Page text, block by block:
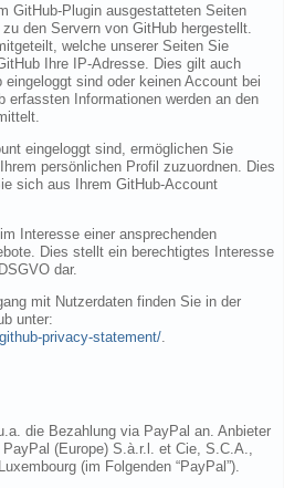
GitHub-Plugin ausgestatteten Seiten
den Servern von GitHub hergestellt.
welche unserer Seiten Sie
Ihre IP-Adresse. Dies gilt auch
sind oder keinen Account bei
erfassten Informationen werden an den
eingeloggt sind, ermöglichen Sie
persönlichen Profil zuzuordnen. Dies
sich aus Ihrem GitHub-Account
Interesse einer ansprechenden
Dies stellt ein berechtigtes Interesse
dar.
mit Nutzerdaten finden Sie in der
unter:
privacy-statement/
die Bezahlung via PayPal an. Anbieter
(Europe) S.à.r.l. et Cie, S.C.A.,
(im Folgenden “PayPal”).